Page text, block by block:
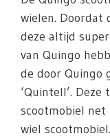
wielen. Doordat
deze altijd
van Quingo
de door Quingo
‘Quintell’.
scootmobiel net
wiel